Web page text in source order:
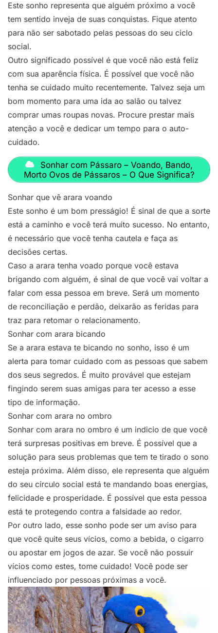
Este sonho representa que alguém próximo a você
tem sentido inveja de suas conquistas. Fique atento
para não ser sabotado pelas pessoas do seu ciclo
social.
Outro significado possível é que você não está feliz
com sua aparência física. É possível que você não
tenha se cuidado muito recentemente. Talvez seja um
bom momento para uma ida ao salão ou talvez
comprar umas roupas novas. Procure prestar mais
atenção a você e dedicar um tempo para o auto-
cuidado.
Sonhar com Pássaro – Voando, Bando,
Morto Ovos de Pássaros – O Que Significa?
Sonhar que vê arara voando
Este sonho é um bom presságio! É sinal de que a sorte
está a caminho e você terá muito sucesso. No entanto,
é necessário que você tenha cautela e faça as
decisões certas.
Caso a arara tenha voado porque você estava
brigando com alguém, é sinal de que você vai voltar a
falar com essa pessoa em breve. Será um momento
de reconciliação e perdão, deixarão as feridas para
traz para retomar o relacionamento.
Sonhar com arara bicando
Se a arara estava te bicando no sonho, isso é um
alerta para tomar cuidado com as pessoas que sabem
dos seus segredos. É muito provável que estejam
fingindo serem suas amigas para ter acesso a esse
tipo de informação.
Sonhar com arara no ombro
Sonhar com arara no ombro é um indicio de que você
terá surpresas positivas em breve. É possível que a
solução para seus problemas que tem te tirado o sono
esteja próxima. Além disso, ele representa que alguém
do seu círculo social está te mandando boas energias,
felicidade e prosperidade. É possível que esta pessoa
está te protegendo contra a falsidade ao redor.
Por outro lado, esse sonho pode ser um aviso para
que você quite seus vícios, como a bebida, o cigarro
ou apostar em jogos de azar. Se você não possuir
vícios como estes, tome cuidado! Você pode ser
influenciado por pessoas próximas a você.